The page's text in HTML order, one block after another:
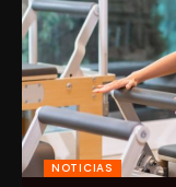
NOTICIAS